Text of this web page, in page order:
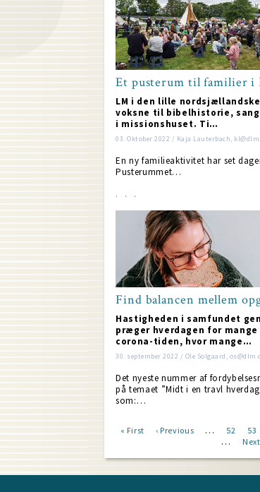
Et pusterum til familier i
LM i den lille
voksne til bibelhistorie,
i missionshuset. Ti…
03. Oktober 2022 / Kaja Lauterbach,
En ny familieaktivitet har set
Pusterummet…
Find balancen mellem
Hastigheden i samfundet
præger hverdagen for
corona-tiden, hvor mange…
30. september 2022 / Ole Solgaard,
Det nyeste nummer af
på temaet ”Midt i en travl
som:…
First
« First
Previous
‹ Previous … Page
52 53
…
Next
Next